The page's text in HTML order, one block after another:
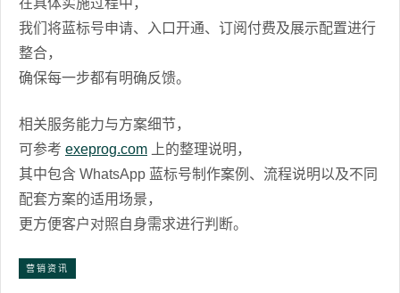
我们将蓝标号申请、入口开通、订阅付费及展示配置进行
整合，
确保每一步都有明确反馈。
相关服务能力与方案细节，
可参考 exeprog.com 上的整理说明，
其中包含 WhatsApp 蓝标号制作案例、流程说明以及不同
配套方案的适用场景，
更方便客户对照自身需求进行判断。
营销资讯